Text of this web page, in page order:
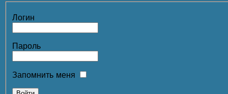
Логин
Пароль
Запомнить меня